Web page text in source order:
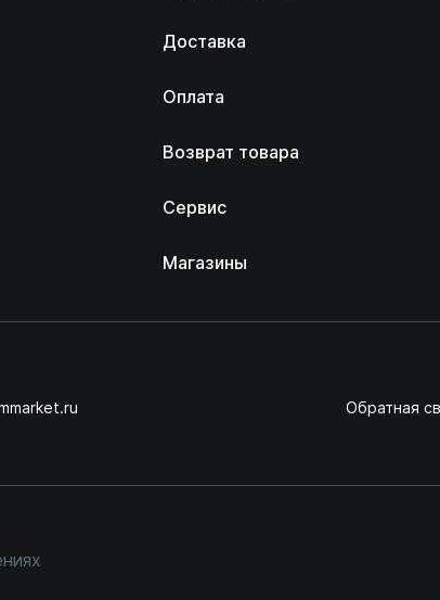
Доставка
Оплата
Возврат товара
Сервис
Магазины
Обратная